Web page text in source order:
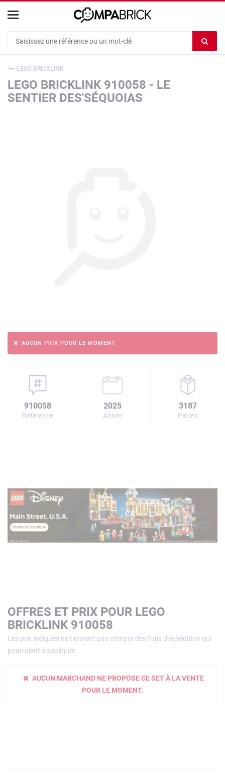
le
LEGO BRICKLINK
LEGO BRICKLINK 910058 - LE
SENTIER DES'SÉQUOIAS
AUCUN PRIX POUR LE MOMENT
910058
Référence
2025
Année
3187
Pièces
OFFRES ET PRIX POUR LEGO
BRICKLINK 910058
Les prix indiqués ne tiennent pas compte des frais d'expédition qui
pourraient s'appliquer.
AUCUN MARCHAND NE PROPOSE CE SET À LA VENTE
POUR LE MOMENT.
Cookies management panel